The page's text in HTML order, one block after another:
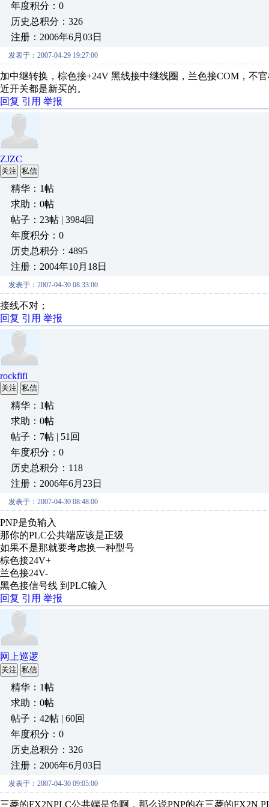
年度积分：0
历史总积分：326
注册：2006年6月03日
发表于：2007-04-29 19:27:00
加中继转换，棕色接+24V 黑线接中继线圈，兰色接COM，不
近开关都是新买的。
回复 引用 举报
ZJZC
关注 私信
精华：1帖
求助：0帖
帖子：23帖 | 3984回
年度积分：0
历史总积分：4895
注册：2004年10月18日
发表于：2007-04-30 08:33:00
接线不对；
回复 引用 举报
rockfifi
关注 私信
精华：1帖
求助：0帖
帖子：7帖 | 51回
年度积分：0
历史总积分：118
注册：2006年6月23日
发表于：2007-04-30 08:48:00
PNP是负输入
那你的PLC公共端应该是正级
如果不是那就要考虑换一种型号
棕色接24V+
兰色接24V-
黑色接信号线 到PLC输入
回复 引用 举报
网上巡逻
关注 私信
精华：1帖
求助：0帖
帖子：42帖 | 60回
年度积分：0
历史总积分：326
注册：2006年6月03日
发表于：2007-04-30 09:05:00
三菱的FX2NPLC公共端是负啊，那么说PNP的在三菱的FX2N